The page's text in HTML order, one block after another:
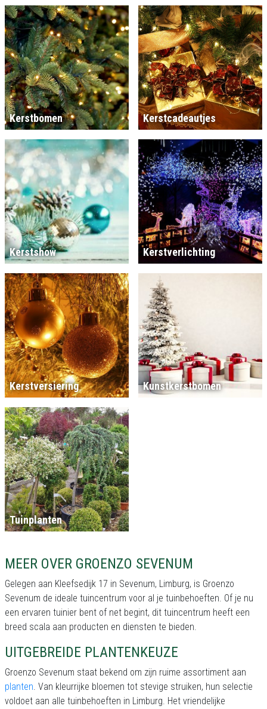
Kerstbomen Kerstcadeautjes
Kerstshow Kerstverlichting
Kerstversiering Kunstkerstbomen
Tuinplanten
MEER OVER GROENZO SEVENUM
Gelegen aan Kleefsedijk 17 in Sevenum, Limburg, is Groenzo
Sevenum de ideale tuincentrum voor al je tuinbehoeften. Of je nu
een ervaren tuinier bent of net begint, dit tuincentrum heeft een
breed scala aan producten en diensten te bieden.
UITGEBREIDE PLANTENKEUZE
Groenzo Sevenum staat bekend om zijn ruime assortiment aan
planten. Van kleurrijke bloemen tot stevige struiken, hun selectie
voldoet aan alle tuinbehoeften in Limburg. Het vriendelijke